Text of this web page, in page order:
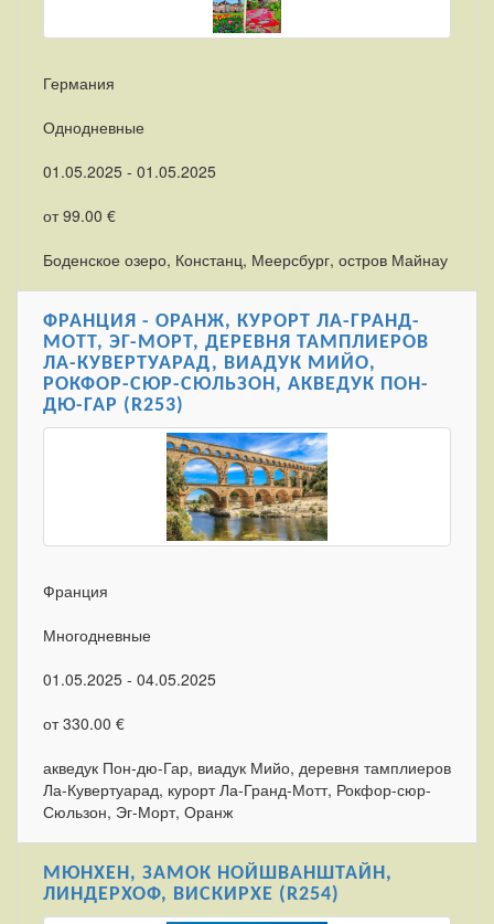
Германия
Однодневные
01.05.2025 - 01.05.2025
от 99.00 €
Боденское озеро, Констанц, Меерсбург, остров Майнау
ФРАНЦИЯ - ОРАНЖ, КУРОРТ ЛА-ГРАНД-
МОТТ, ЭГ-МОРТ, ДЕРЕВНЯ ТАМПЛИЕРОВ
ЛА-КУВЕРТУАРАД, ВИАДУК МИЙО,
РОКФОР-СЮР-СЮЛЬЗОН, АКВЕДУК ПОН-
ДЮ-ГАР (R253)
Франция
Многодневные
01.05.2025 - 04.05.2025
от 330.00 €
акведук Пон-дю-Гар, виадук Мийо, деревня тамплиеров
Ла-Кувертуарад, курорт Ла-Гранд-Мотт, Рокфор-сюр-
Сюльзон, Эг-Морт, Оранж
МЮНХЕН, ЗАМОК НОЙШВАНШТАЙН,
ЛИНДЕРХОФ, ВИСКИРХЕ (R254)